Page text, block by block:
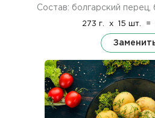
Состав: болгарский перец,
273 г. x 15 шт. =